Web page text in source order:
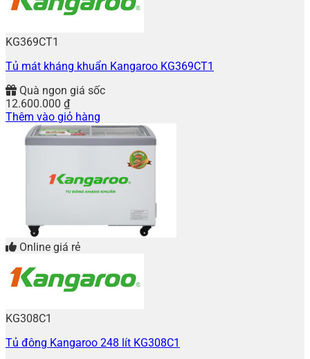
KG369CT1
Tủ mát kháng khuẩn Kangaroo KG369CT1
Quà ngon giá sốc
12.600.000 ₫
Thêm vào giỏ hàng
Online giá rẻ
KG308C1
Tủ đông Kangaroo 248 lít KG308C1